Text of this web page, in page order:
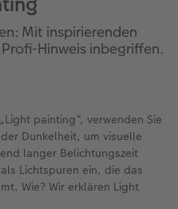
Schuber
Formate
Fineline
Design
Mit inspirierenden
Hinweis inbegriffen.
painting“, verwenden Sie
Dunkelheit, um visuelle
langer Belichtungszeit
Lichtspuren ein, die das
Wie? Wir erklären Light